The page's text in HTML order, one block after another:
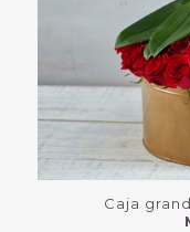
Caja